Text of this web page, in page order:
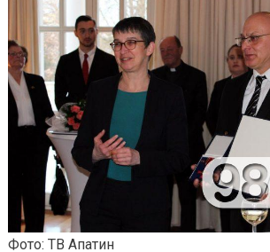
Фото: ТВ Апатин